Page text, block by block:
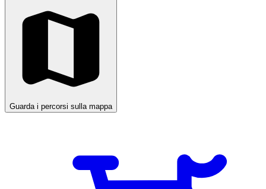
Guarda i percorsi sulla mappa